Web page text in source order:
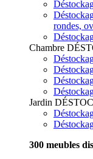
rondes,
Chambre
Jardin
300 meubles